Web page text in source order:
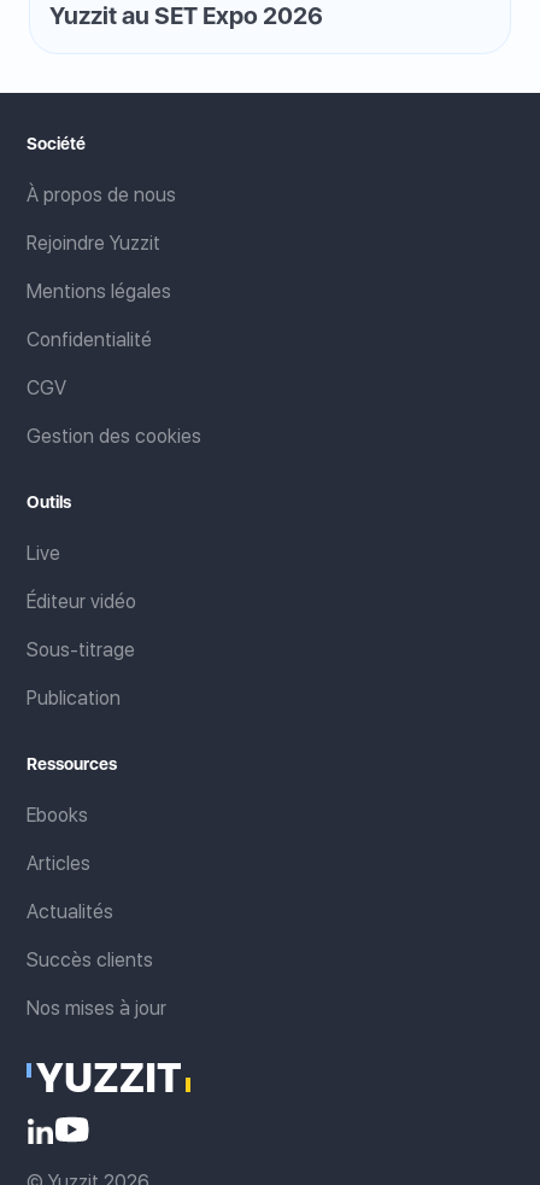
Yuzzit au SET Expo 2026
Société
À propos de nous
Rejoindre Yuzzit
Mentions légales
Confidentialité
CGV
Gestion des cookies
Outils
Live
Éditeur vidéo
Sous-titrage
Publication
Ressources
Ebooks
Articles
Actualités
Succès clients
Nos mises à jour